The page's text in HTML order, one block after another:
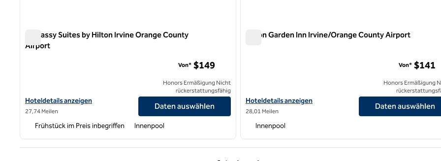
Embassy Suites by Hilton Irvine Orange County
Airport
Hoteldetails für Embassy Suites by Hilton Irvine Orange County Airport anzeigen
Hoteldetails anzeigen
27,74 Meilen
Von* $149
Honors Ermäßigung Nicht
rückerstattungsfähig
Daten auswählen
Frühstück im Preis inbegriffen Innenpool
Hilton Garden Inn Irvine/Orange County Airport
Hoteldetails zum Hilton Garden Inn Irvine/Orange County Airport
Hoteldetails anzeigen
28,01 Meilen
Von* $141
Honors Ermäßigung
Daten auswählen
Innenpool